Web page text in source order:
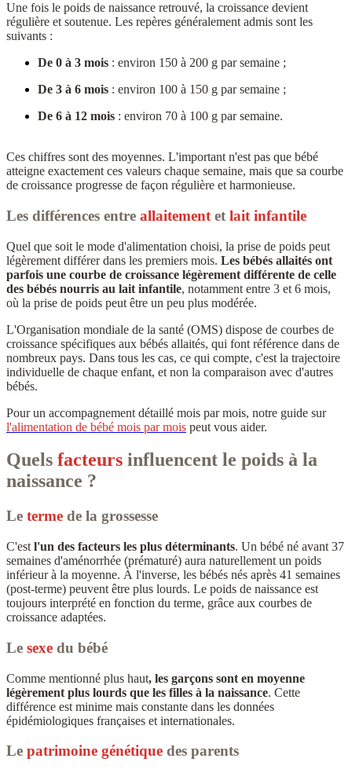
Une fois le poids de naissance retrouvé, la croissance devient
régulière et soutenue. Les repères généralement admis sont les
suivants :
De 0 à 3 mois : environ 150 à 200 g par semaine ;
De 3 à 6 mois : environ 100 à 150 g par semaine ;
De 6 à 12 mois : environ 70 à 100 g par semaine.
Ces chiffres sont des moyennes. L'important n'est pas que bébé
atteigne exactement ces valeurs chaque semaine, mais que sa courbe
de croissance progresse de façon régulière et harmonieuse.
Les différences entre allaitement et lait infantile
Quel que soit le mode d'alimentation choisi, la prise de poids peut
légèrement différer dans les premiers mois. Les bébés allaités ont
parfois une courbe de croissance légèrement différente de celle
des bébés nourris au lait infantile, notamment entre 3 et 6 mois,
où la prise de poids peut être un peu plus modérée.
L'Organisation mondiale de la santé (OMS) dispose de courbes de
croissance spécifiques aux bébés allaités, qui font référence dans de
nombreux pays. Dans tous les cas, ce qui compte, c'est la trajectoire
individuelle de chaque enfant, et non la comparaison avec d'autres
bébés.
Pour un accompagnement détaillé mois par mois, notre guide sur
l'alimentation de bébé mois par mois peut vous aider.
Quels facteurs influencent le poids à la
naissance ?
Le terme de la grossesse
C'est l'un des facteurs les plus déterminants. Un bébé né avant 37
semaines d'aménorrhée (prématuré) aura naturellement un poids
inférieur à la moyenne. À l'inverse, les bébés nés après 41 semaines
(post-terme) peuvent être plus lourds. Le poids de naissance est
toujours interprété en fonction du terme, grâce aux courbes de
croissance adaptées.
Le sexe du bébé
Comme mentionné plus haut, les garçons sont en moyenne
légèrement plus lourds que les filles à la naissance. Cette
différence est minime mais constante dans les données
épidémiologiques françaises et internationales.
Le patrimoine génétique des parents